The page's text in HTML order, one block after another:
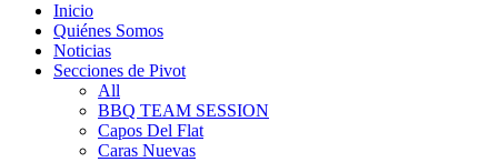
Inicio
Quiénes Somos
Noticias
Secciones de Pivot
All
BBQ TEAM SESSION
Capos Del Flat
Caras Nuevas